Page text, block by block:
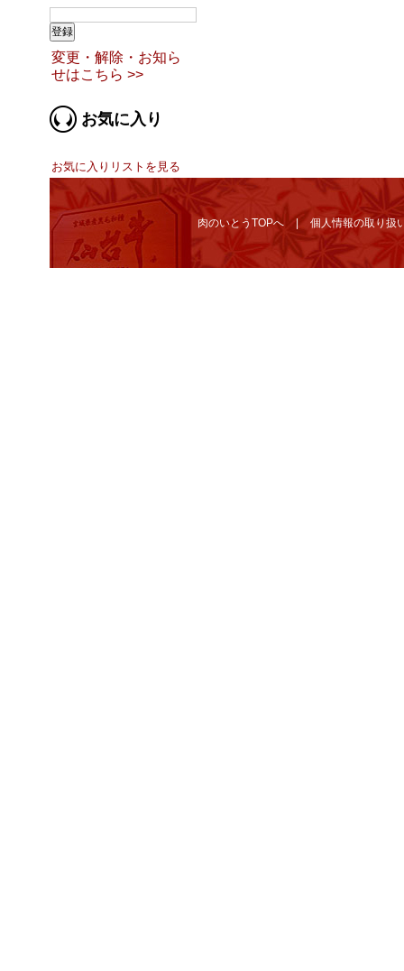
変更・解除・お知ら
せはこちら >>
お気に入り
お気に入りリストを見る
肉のいとうTOPへ 個人情報の取り扱